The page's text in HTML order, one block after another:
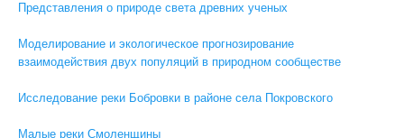
Представления о природе света древних ученых
Моделирование и экологическое прогнозирование
взаимодействия двух популяций в природном сообществе
Исследование реки Бобровки в районе села Покровского
Малые реки Смоленщины